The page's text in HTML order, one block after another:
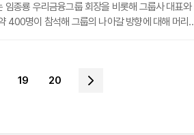
종룡 우리금융그룹 회장을 비롯해 그룹사 대표와
400명이 참석해 그룹의 나아갈 방향에 대해 머리
해를 본격적인 제2막의 출발점으로 규정했다. 특히
19 20